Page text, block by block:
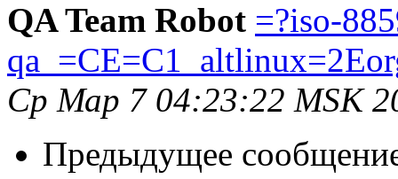
QA Team Robot =?iso-
Ср Мар 7 04:23:22 MSK
Предыдущее